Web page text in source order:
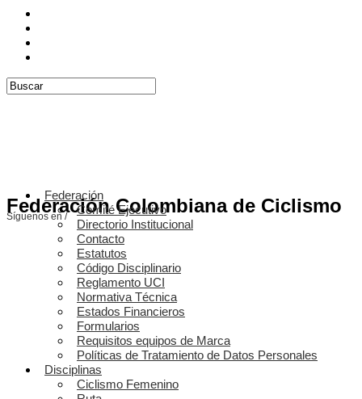
Federación Colombiana de Ciclismo
Síguenos en /
Federación
Comité Ejecutivo
Directorio Institucional
Contacto
Estatutos
Código Disciplinario
Reglamento UCI
Normativa Técnica
Estados Financieros
Formularios
Requisitos equipos de Marca
Políticas de Tratamiento de Datos Personales
Disciplinas
Ciclismo Femenino